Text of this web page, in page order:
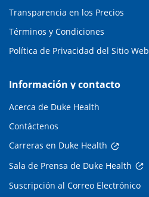
Transparencia en los Precios
Términos y Condiciones
Política de Privacidad del Sitio Web
Información y contacto
Acerca de Duke Health
Contáctenos
Carreras en Duke Health
Sala de Prensa de Duke Health
Suscripción al Correo Electrónico